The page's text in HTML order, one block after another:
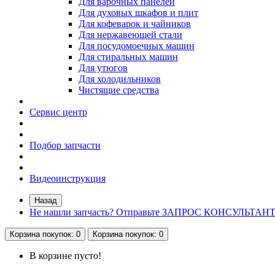
Для духовых шкафов и плит
Для кофеварок и чайников
Для нержавеющей стали
Для посудомоечных машин
Для стиральных машин
Для утюгов
Для холодильников
Чистящие средства
Сервис центр
Подбор запчасти
Видеоинструкция
Назад
Не нашли запчасть? Отправьте ЗАПРОС
Корзинапокупок: 0 Корзинапокупок: 0
В корзине пусто!